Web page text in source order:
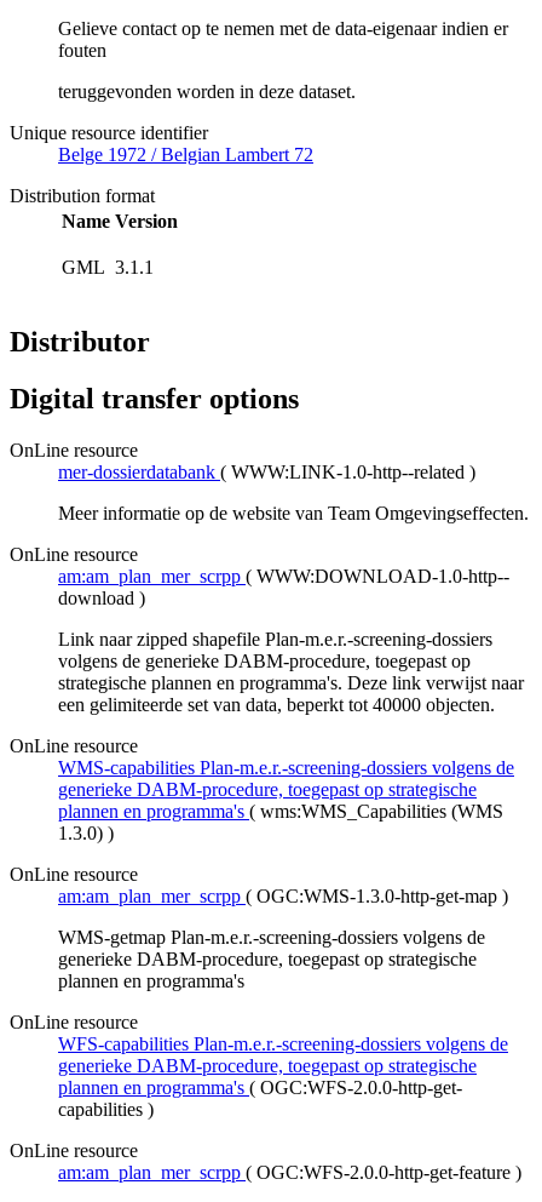
Gelieve contact op te nemen met de data-eigenaar indien er
fouten
teruggevonden worden in deze dataset.
Unique resource identifier
Belge 1972 / Belgian Lambert 72
Distribution format
Name Version
GML 3.1.1
Distributor
Digital transfer options
OnLine resource
mer-dossierdatabank ( WWW:LINK-1.0-http--related )
Meer informatie op de website van Team Omgevingseffecten.
OnLine resource
am:am_plan_mer_scrpp ( WWW:DOWNLOAD-1.0-http--
download )
Link naar zipped shapefile Plan-m.e.r.-screening-dossiers
volgens de generieke DABM-procedure, toegepast op
strategische plannen en programma's. Deze link verwijst naar
een gelimiteerde set van data, beperkt tot 40000 objecten.
OnLine resource
WMS-capabilities Plan-m.e.r.-screening-dossiers volgens de
generieke DABM-procedure, toegepast op strategische
plannen en programma's ( wms:WMS_Capabilities (WMS
1.3.0) )
OnLine resource
am:am_plan_mer_scrpp ( OGC:WMS-1.3.0-http-get-map )
WMS-getmap Plan-m.e.r.-screening-dossiers volgens de
generieke DABM-procedure, toegepast op strategische
plannen en programma's
OnLine resource
WFS-capabilities Plan-m.e.r.-screening-dossiers volgens de
generieke DABM-procedure, toegepast op strategische
plannen en programma's ( OGC:WFS-2.0.0-http-get-
capabilities )
OnLine resource
am:am_plan_mer_scrpp ( OGC:WFS-2.0.0-http-get-feature )